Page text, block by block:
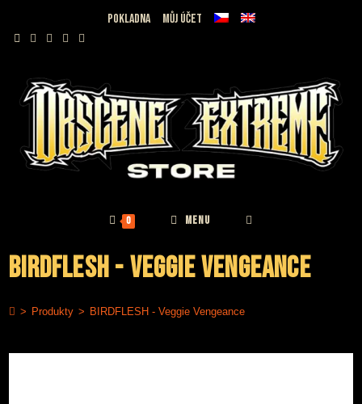
Pokladna Můj účet
0 MENU
BIRDFLESH - Veggie Vengeance
> Produkty > BIRDFLESH - Veggie Vengeance